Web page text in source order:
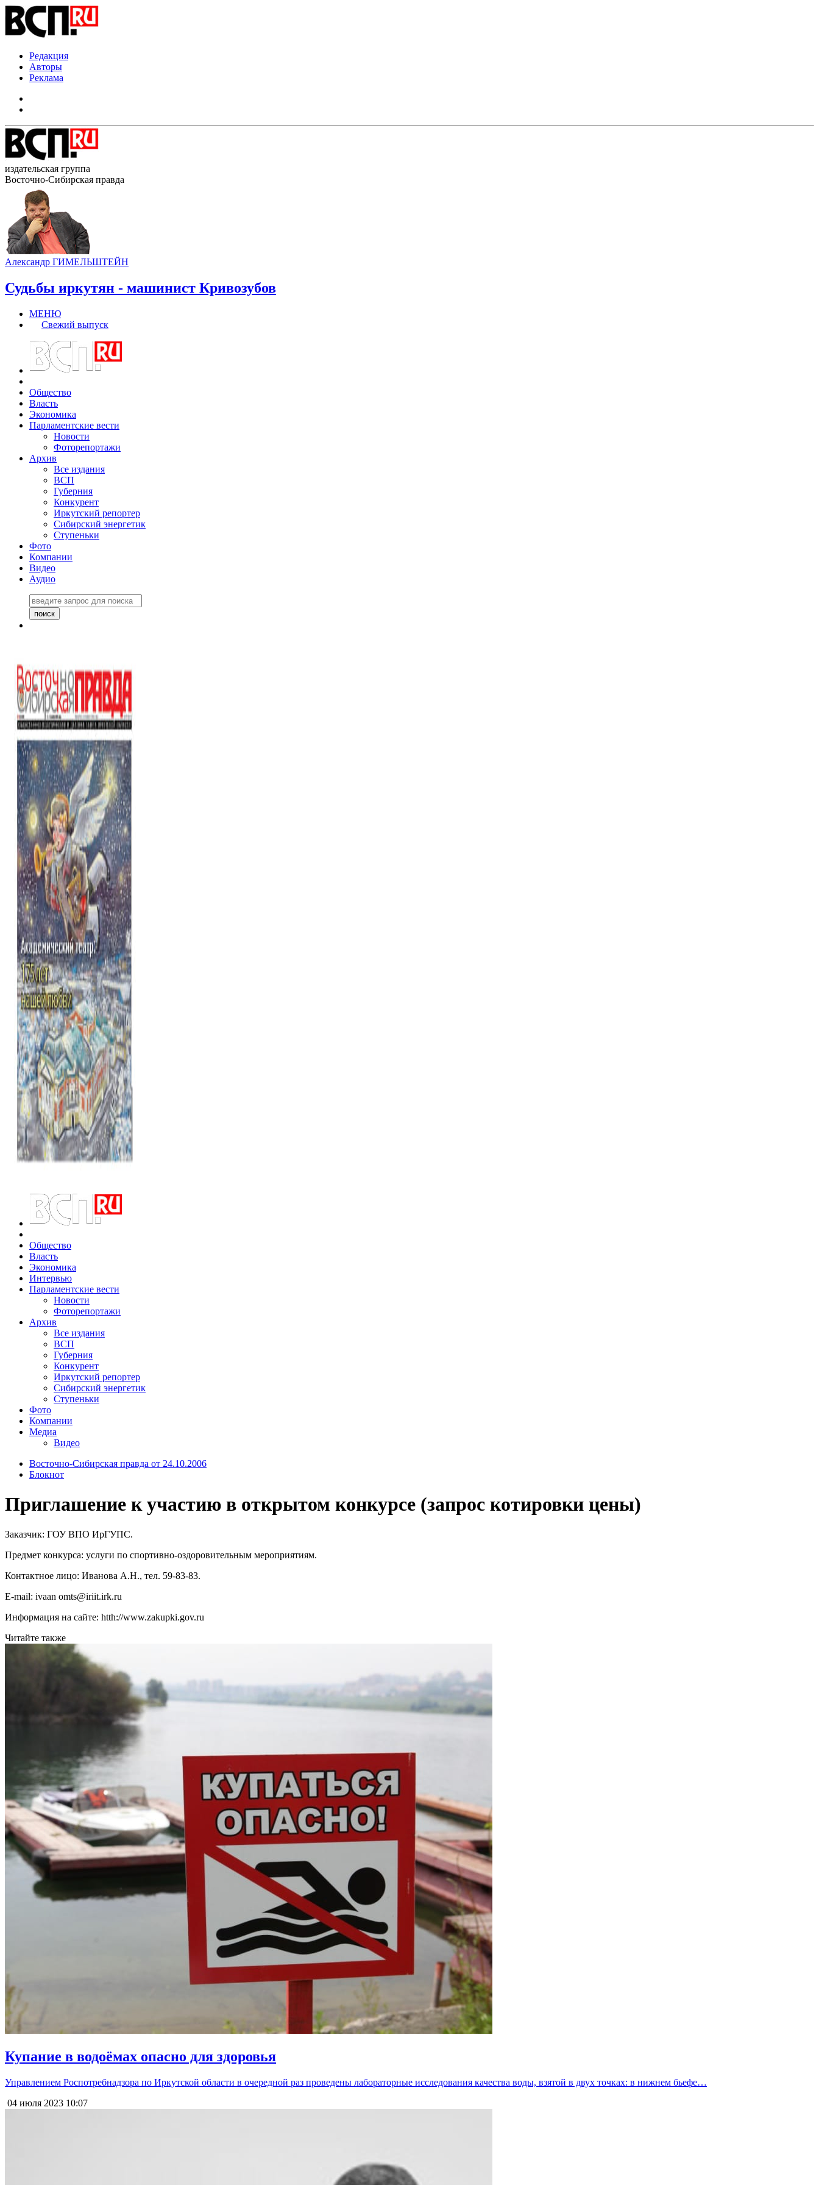
Редакция
Авторы
Реклама
издательская группа
Восточно-Сибирская правда
Александр ГИМЕЛЬШТЕЙН
Судьбы иркутян - машинист Кривозубов
МЕНЮ
Свежий выпуск
Общество
Власть
Экономика
Парламентские вести
Новости
Фоторепортажи
Архив
Все издания
ВСП
Губерния
Конкурент
Иркутский репортер
Сибирский энергетик
Ступеньки
Фото
Компании
Видео
Аудио
Общество
Власть
Экономика
Интервью
Парламентские вести
Новости
Фоторепортажи
Архив
Все издания
ВСП
Губерния
Конкурент
Иркутский репортер
Сибирский энергетик
Ступеньки
Фото
Компании
Медиа
Видео
Восточно-Сибирская правда от 24.10.2006
Блокнот
Приглашение к участию в открытом конкурсе (запрос котировки цены)
Заказчик: ГОУ ВПО ИрГУПС.
Предмет конкурса: услуги по спортивно-оздоровительным мероприятиям.
Контактное лицо: Иванова А.Н., тел. 59-83-83.
E-mail: ivaan omts@iriit.irk.ru
Информация на сайте: htth://www.zakupki.gov.ru
Читайте также
Купание в водоёмах опасно для здоровья
Управлением Роспотребнадзора по Иркутской области в очередной раз проведены лабораторные исследования качества воды, взятой в двух точках: в нижнем бьефе…
04 июля 2023 10:07